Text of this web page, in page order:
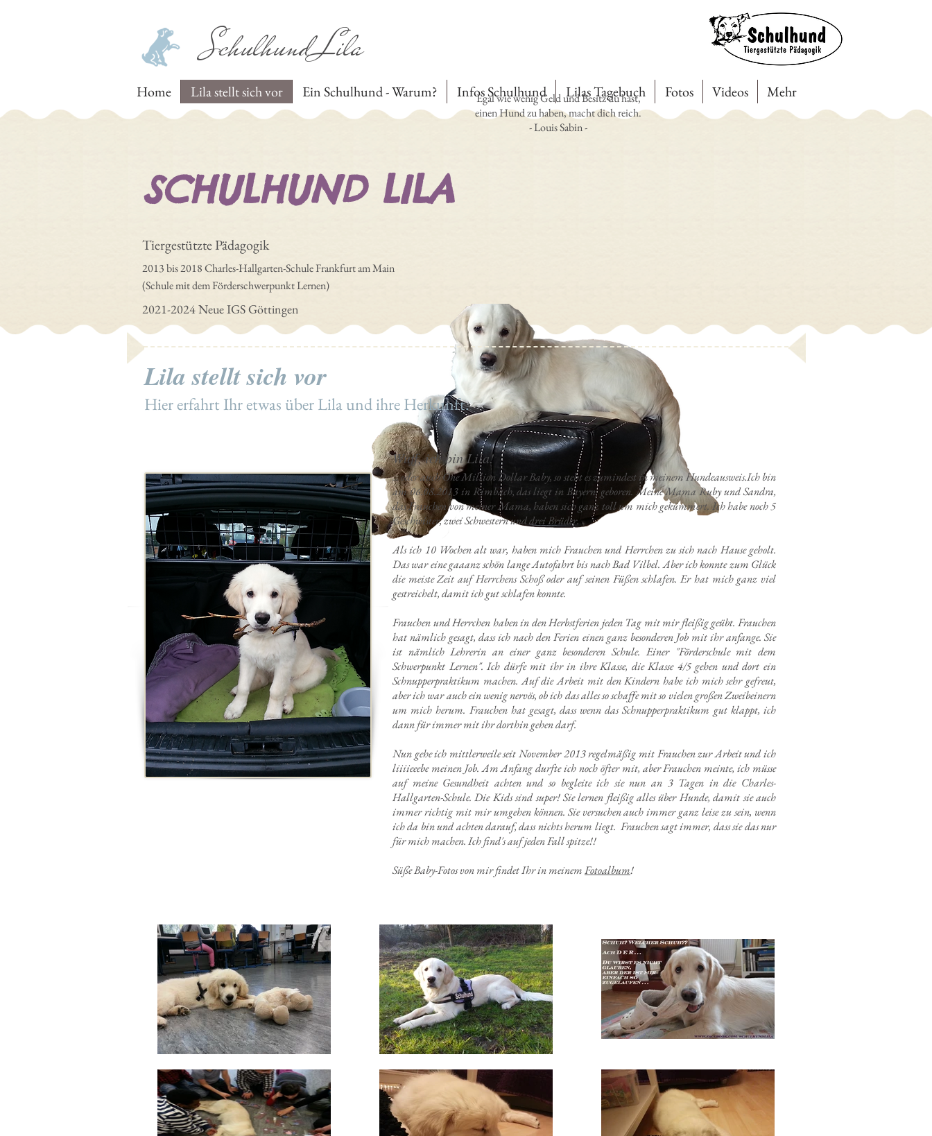
Schulhund Lila
Home Lila stellt sich vor Ein Schulhund - Warum? Infos Schulhund Lilas Tagebuch Fotos Videos Mehr
SCHULHUND LILA
Tiergestützte Pädagogik
2013 bis 2018 Charles-Hallgarten-Schule Frankfurt am Main
(Schule mit dem Förderschwerpunkt Lernen)
2021-2024 Neue IGS Göttingen
Egal wie wenig Geld und Besitz du hast,
einen Hund zu haben, macht dich reich.
- Louis Sabin -
Lila stellt sich vor
Hier erfahrt Ihr etwas über Lila und ihre Herkunft.
Wuff, ich bin Lila!
... oder auch One Million Dollar Baby, so steht es zumindest in meinem Hundeausweis.Ich bin
am 06.08.2013 in Rimbach, das liegt in Bayern, geboren. Meine Mama Ruby und Sandra,
das Frauchen von meiner Mama, haben sich ganz toll um mich gekümmert. Ich habe noch 5
Geschwister, zwei Schwestern und drei Brüder.
Als ich 10 Wochen alt war, haben mich Frauchen und Herrchen zu sich nach Hause geholt.
Das war eine gaaanz schön lange Autofahrt bis nach Bad Vilbel. Aber ich konnte zum Glück
die meiste Zeit auf Herrchens Schoß oder auf seinen Füßen schlafen. Er hat mich ganz viel
gestreichelt, damit ich gut schlafen konnte.
Frauchen und Herrchen haben in den Herbstferien jeden Tag mit mir fleißig geübt. Frauchen
hat nämlich gesagt, dass ich nach den Ferien einen ganz besonderen Job mit ihr anfange. Sie
ist nämlich Lehrerin an einer ganz besonderen Schule. Einer "Förderschule mit dem
Schwerpunkt Lernen". Ich dürfe mit ihr in ihre Klasse, die Klasse 4/5 gehen und dort ein
Schnupperpraktikum machen. Auf die Arbeit mit den Kindern habe ich mich sehr gefreut,
aber ich war auch ein wenig nervös, ob ich das alles so schaffe mit so vielen großen Zweibeinern
um mich herum. Frauchen hat gesagt, dass wenn das Schnupperpraktikum gut klappt, ich
dann für immer mit ihr dorthin gehen darf.
Nun gehe ich mittlerweile seit November 2013 regelmäßig mit Frauchen zur Arbeit und ich
liiiieeebe meinen Job. Am Anfang durfte ich noch öfter mit, aber Frauchen meinte, ich müsse
auf meine Gesundheit achten und so begleite ich sie nun an 3 Tagen in die Charles-
Hallgarten-Schule. Die Kids sind super! Sie lernen fleißig alles über Hunde, damit sie auch
immer richtig mit mir umgehen können. Sie versuchen auch immer ganz leise zu sein, wenn
ich da bin und achten darauf, dass nichts herum liegt. Frauchen sagt immer, dass sie das nur
für mich machen. Ich find's auf jeden Fall spitze!!
Süße Baby-Fotos von mir findet Ihr in meinemFotoalbum!
© 2024 by A. Niemeyer. All rights reserved. Proudly created withWix.com